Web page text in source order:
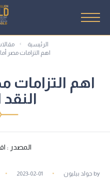
الرئيسية
اهم التزامات مصر
اهم التزامات
المصدر :
by جولد بيليون 2023-02-01